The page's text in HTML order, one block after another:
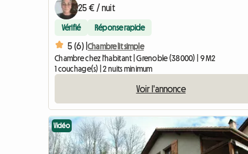
25 € / nuit
Vérifié Réponse rapide
5 (6) |Chambre lit simple
Chambre chez l'habitant | Grenoble (38000) | 9 M2
1 couchage(s) | 2 nuits minimum
Voir l'annonce
Vidéo